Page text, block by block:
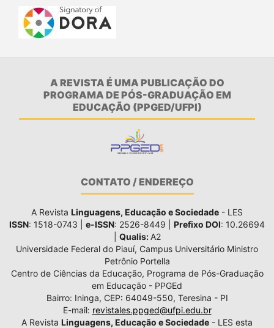
A REVISTA É UMA PUBLICAÇÃO DO
PROGRAMA DE PÓS-GRADUAÇÃO EM
EDUCAÇÃO (PPGED/UFPI)
CONTATO / ENDEREÇO
A Revista Linguagens, Educação e Sociedade - LES
ISSN: 1518-0743 | e-ISSN: 2526-8449 | Prefixo DOI: 10.26694
Qualis: A2
Universidade Federal do Piauí, Campus Universitário Ministro
Petrônio Portella
Centro de Ciências da Educação, Programa de Pós-Graduação
em Educação - PPGEd
Bairro: Ininga, CEP: 64049-550, Teresina - PI
E-mail: revistales.ppged@ufpi.edu.br
A Revista Linguagens, Educação e Sociedade - LES esta